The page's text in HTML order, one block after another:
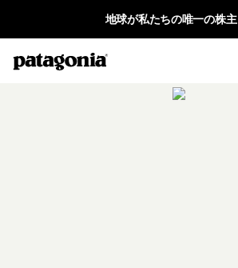
地球が私たちの唯一の株主